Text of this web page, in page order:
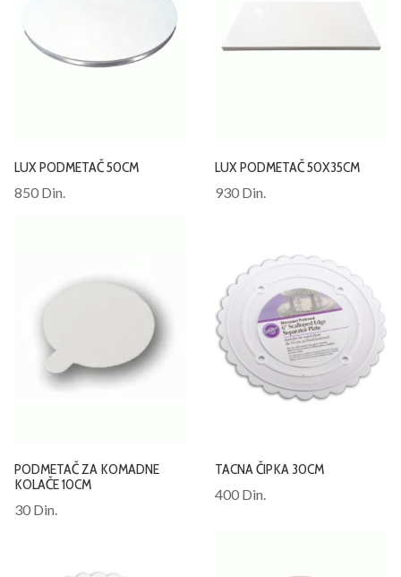
LUX PODMETAČ 50CM
850 Din.
LUX PODMETAČ 50X35CM
930 Din.
PODMETAČ ZA KOMADNE
KOLAČE 10CM
30 Din.
TACNA ČIPKA 30CM
400 Din.